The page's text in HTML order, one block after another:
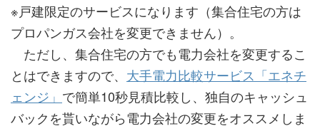
※戸建限定のサービスになります（集合住宅の方は
プロパンガス会社を変更できません）。
ただし、集合住宅の方でも電力会社を変更するこ
とはできますので、 大手電力比較サービス「エネチ
ェンジ」 で簡単10秒見積比較し、独自のキャッシュ
バックを貰いながら電力会社の変更をオススメしま